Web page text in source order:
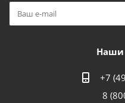
Наши
+7
8